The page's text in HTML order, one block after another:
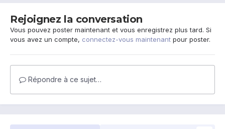
Rejoignez la conversation
Vous pouvez poster maintenant et vous enregistrez plus tard. Si
vous avez un compte, connectez-vous maintenant pour poster.
Répondre à ce sujet…